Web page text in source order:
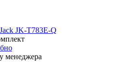
JK-T783E-Q
менеджера